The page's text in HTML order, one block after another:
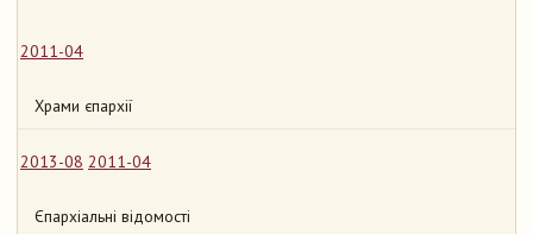
2011-04
Храми єпархії
2013-08 2011-04
Єпархіальні відомості